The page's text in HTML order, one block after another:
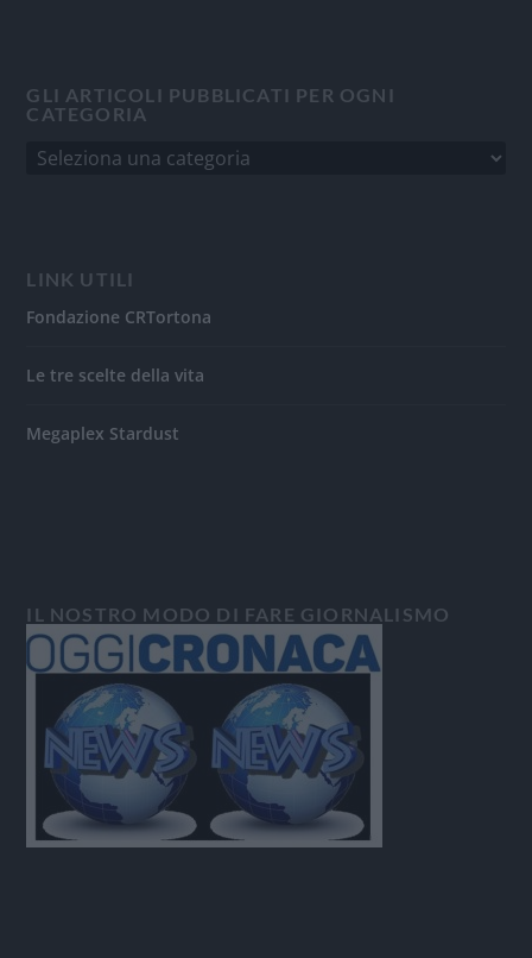
GLI ARTICOLI PUBBLICATI PER OGNI
CATEGORIA
LINK UTILI
Fondazione CRTortona
Le tre scelte della vita
Megaplex Stardust
IL NOSTRO MODO DI FARE GIORNALISMO